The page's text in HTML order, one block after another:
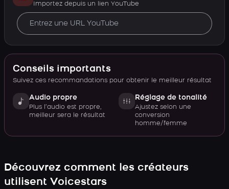
Importez depuis un lien YouTube
Conseils importants
Suivez ces recommandations pour obtenir le meilleur résultat
Audio propre
Plus l’audio est propre,
meilleur sera le résultat
Réglage de tonalité
Ajustez selon une
conversion
homme/femme
Découvrez comment les créateurs
utilisent Voicestars